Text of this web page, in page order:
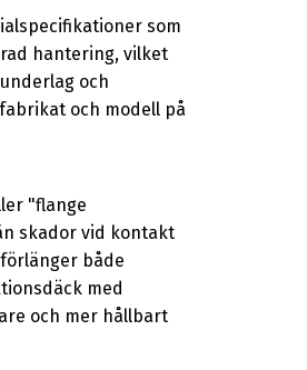
som
hantering, vilket
och
och modell på
"flange
skador vid kontakt
både
med
och mer hållbart